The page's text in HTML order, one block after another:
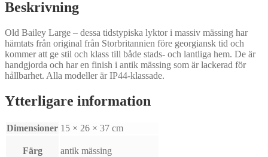
Beskrivning
Old Bailey Large – dessa tidstypiska lyktor i massiv mässing har
hämtats från original från Storbritannien före georgiansk tid och
kommer att ge stil och klass till både stads- och lantliga hem. De är
handgjorda och har en finish i antik mässing som är lackerad för
hållbarhet. Alla modeller är IP44-klassade.
Ytterligare information
Dimensioner 15 × 26 × 37 cm
Färg antik mässing